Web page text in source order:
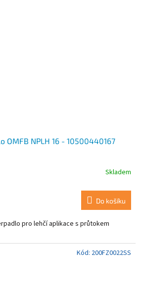
OMFB NPLH 16 - 10500440167
Skladem
Do košíku
pro lehčí aplikace s průtokem
Kód: 200FZ0022SS